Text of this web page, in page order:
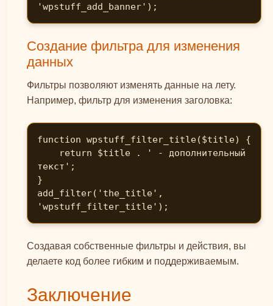
'wpstuff_add_banner');
Создание фильтра для изменения
данных
Фильтры позволяют изменять данные на лету.
Например, фильтр для изменения заголовка:
function wpstuff_filter_title($title) {
текст';
}
add_filter('the_title',
'wpstuff_filter_title');
Создавая собственные фильтры и действия, вы
делаете код более гибким и поддерживаемым.
Заключение